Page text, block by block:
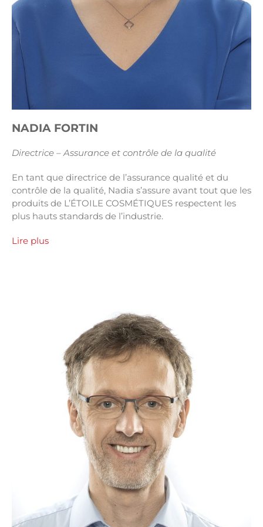
NADIA FORTIN
Directrice – Assurance et contrôle de la qualité
En tant que directrice de l’assurance qualité et du
contrôle de la qualité, Nadia s’assure avant tout que les
produits de L’ÉTOILE COSMÉTIQUES respectent les
plus hauts standards de l’industrie.
Lire plus